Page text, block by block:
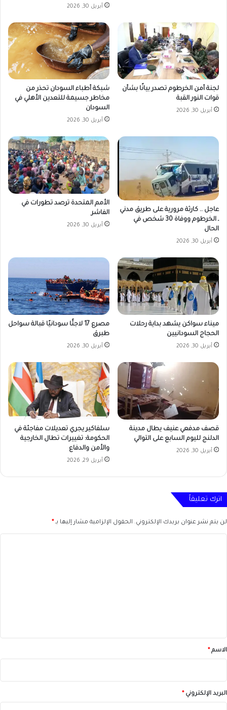
أبريل 30, 2026
لجنة أمن الخرطوم تصدر بيانًا بشأن
قوات النور القبة
أبريل 30, 2026
شبكة أطباء السودان تحذر من
مخاطر جسيمة للتعدين الأهلي في
السودان
أبريل 30, 2026
عاجل .. كارثة مرورية على طريق مدني
ـ الخرطوم ووفاة 30 شخص في
الحال
أبريل 30, 2026
الأمم المتحدة ترصد تطورات في
الفاشر
أبريل 30, 2026
ميناء سواكن يشهد بداية رحلات
الحجاج السودانيين
أبريل 30, 2026
مصرع 17 لاجئًا سودانيًا قبالة سواحل
طبرق
أبريل 30, 2026
قصف مدفعي عنيف يطال مدينة
الدلنج لليوم السابع على التوالي
أبريل 30, 2026
سلفاكير يجري تعديلات مفاجئة في
الحكومة: تغييرات تطال الخارجية
والأمن والدفاع
أبريل 29, 2026
اترك تعليقاً
لن يتم نشر عنوان بريدك الإلكتروني. الحقول الإلزامية مشار إليها بـ*
*الاسم*
البريد الإلكتروني*